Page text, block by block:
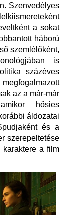
Szenvedélyes
a sokat
háború
szemlélőként,
is
százéves
az a már-már
hősies
áldozatai
és a
szerepeltetése
karaktere a film